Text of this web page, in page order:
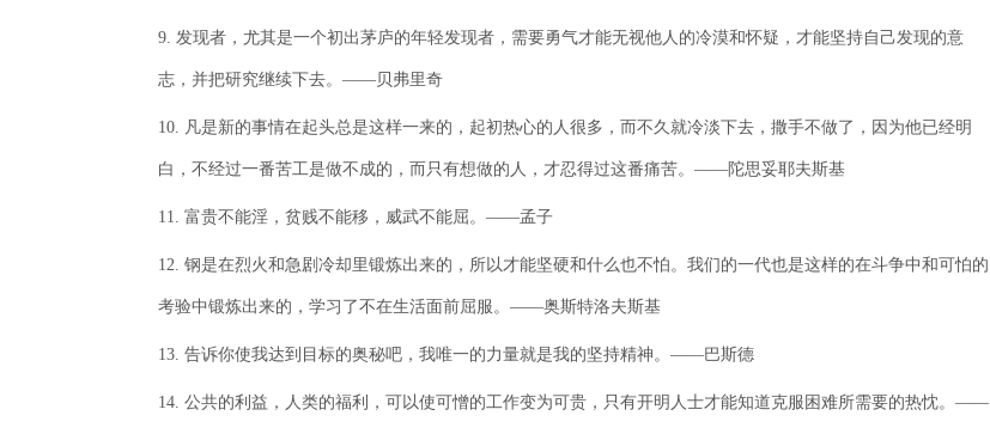
9. 发现者，尤其是一个初出茅庐的年轻发现者，需要勇气才能无视他人的冷漠和怀疑，才能坚持自己发现的意
志，并把研究继续下去。——贝弗里奇
10. 凡是新的事情在起头总是这样一来的，起初热心的人很多，而不久就冷淡下去，撒手不做了，因为他已经明
白，不经过一番苦工是做不成的，而只有想做的人，才忍得过这番痛苦。——陀思妥耶夫斯基
11. 富贵不能淫，贫贱不能移，威武不能屈。——孟子
12. 钢是在烈火和急剧冷却里锻炼出来的，所以才能坚硬和什么也不怕。我们的一代也是这样的在斗争中和可怕的
考验中锻炼出来的，学习了不在生活面前屈服。——奥斯特洛夫斯基
13. 告诉你使我达到目标的奥秘吧，我唯一的力量就是我的坚持精神。——巴斯德
14. 公共的利益，人类的福利，可以使可憎的工作变为可贵，只有开明人士才能知道克服困难所需要的热忱。——